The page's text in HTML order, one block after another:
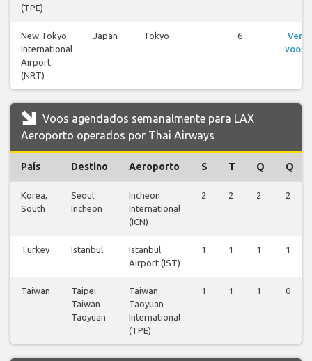
(TPE)
New Tokyo
International
Airport
(NRT)
Japan Tokyo 6
Ver
voos
Voos agendados semanalmente para LAX
Aeroporto operados por Thai Airways
País Destino Aeroporto S T Q Q
Korea,
South
Seoul
Incheon
Incheon
International
(ICN)
2 2 2 2
Turkey Istanbul
Istanbul
Airport (IST)
1 1 1 1
Taiwan
Taipei
Taiwan
Taoyuan
Taiwan
Taoyuan
International
(TPE)
1 1 1 0